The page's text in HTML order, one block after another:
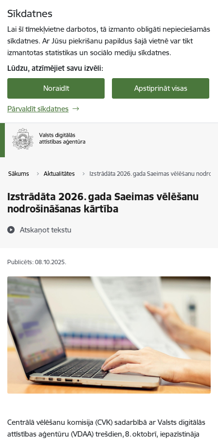
Sīkdatnes
Lai šī tīmekļvietne darbotos, tā izmanto obligāti nepieciešamās
sīkdatnes. Ar Jūsu piekrišanu papildus šajā vietnē var tikt
izmantotas statistikas un sociālo mediju sīkdatnes.
Lūdzu, atzīmējiet savu izvēli:
Noraidīt Apstiprināt visas
Pārvaldīt sīkdatnes
Sākums Aktualitātes Izstrādāta 2026. gada Saeimas vēlēšanu
Izstrādāta 2026. gada Saeimas vēlēšanu
nodrošināšanas kārtība
Atskaņot tekstu
Publicēts: 08.10.2025.
Centrālā vēlēšanu komisija (CVK) sadarbībā ar Valsts digitālās
attīstības aģentūru (VDAA) trešdien, 8. oktobrī, iepazīstināja